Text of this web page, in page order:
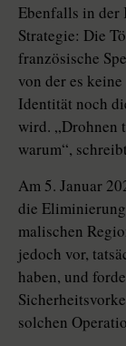
Ebenfalls in der
Strategie: Die
französische
von der es
Identität noch
wird. „Drohnen
warum“,
Am 5. Januar
die
malischen
jedoch vor,
haben, und
solchen